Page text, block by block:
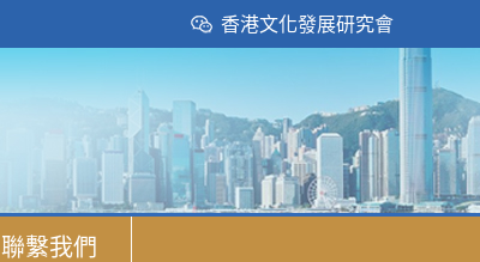
香港文化發展研究會
聯繫我們